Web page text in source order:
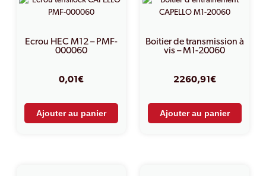
Ecrou HEC M12 – PMF-
000060
0,01€
Ajouter au panier
Boitier de transmission à
vis – M1-20060
2260,91 €
Ajouter au panier